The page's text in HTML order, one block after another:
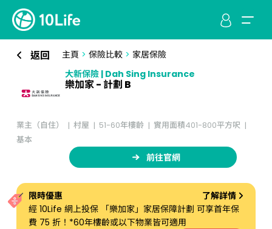
返回 主頁 > 保險比較> 家居保險
大新保險 | Dah Sing Insurance
樂加家 - 計劃 B
業主（自住） 村屋 51-60年樓齡
實用面積401-800平方呎
基本
前往官網
限時優惠
了解詳情
經 10Life 網上投保 「樂加家」家居保障計劃 可享首年保
費 75 折！*60年樓齡或以下物業皆可適用